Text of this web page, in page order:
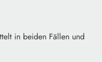
in beiden Fällen und